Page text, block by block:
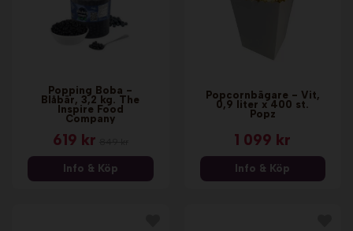
Popping Boba -
Blåbär, 3,2 kg. The
Inspire Food
Company
619 kr
Info & Köp
Popcornbägare - Vit,
0,9 liter x 400 st.
Popz
1 099 kr
Info & Köp